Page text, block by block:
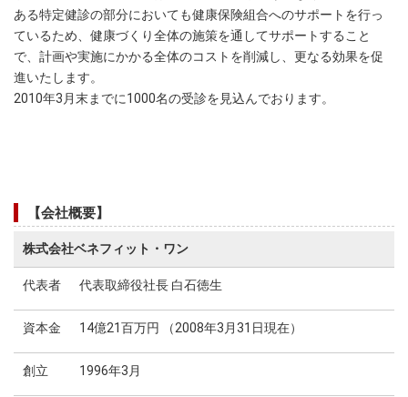
ある特定健診の部分においても健康保険組合へのサポートを行っ
ているため、健康づくり全体の施策を通してサポートすること
で、計画や実施にかかる全体のコストを削減し、更なる効果を促
進いたします。
2010年3月末までに1000名の受診を見込んでおります。
【会社概要】
株式会社ベネフィット・ワン
代表者 代表取締役社長 白石徳生
資本金 14億21百万円 （2008年3月31日現在）
創立 1996年3月